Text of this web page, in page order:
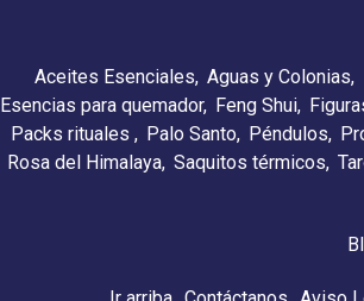
Aceites Esenciales Aguas y Colonias
Esencias para quemador Feng Shui
Packs rituales Palo Santo Péndulos
Rosa del Himalaya Saquitos térmicos